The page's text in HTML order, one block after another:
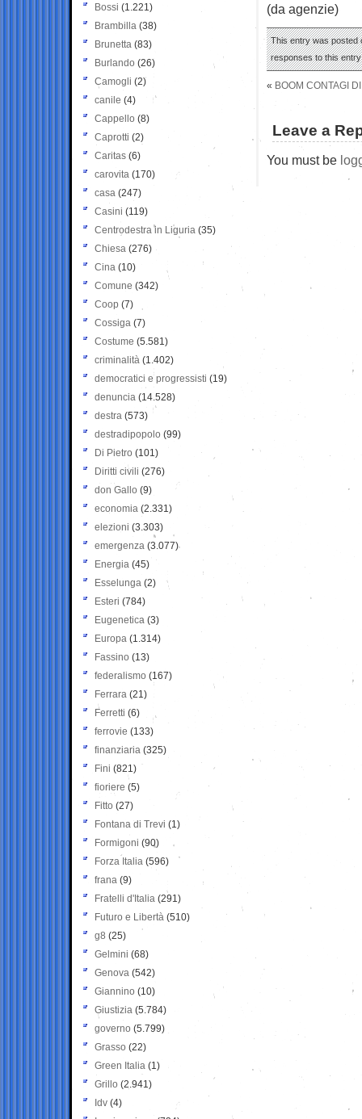
(da agenzie)
This entry was posted
responses to this
« BOOM CONTAGI
Leave a
You must be
Bossi (1.221)
Brambilla (38)
Brunetta (83)
Burlando (26)
Camogli (2)
canile (4)
Cappello (8)
Caprotti (2)
Caritas (6)
carovita (170)
casa (247)
Casini (119)
Centrodestra in Liguria (35)
Chiesa (276)
Cina (10)
Comune (342)
Coop (7)
Cossiga (7)
Costume (5.581)
criminalità (1.402)
democratici e progressisti (19)
denuncia (14.528)
destra (573)
destradipopolo (99)
Di Pietro (101)
Diritti civili (276)
don Gallo (9)
economia (2.331)
elezioni (3.303)
emergenza (3.077)
Energia (45)
Esselunga (2)
Esteri (784)
Eugenetica (3)
Europa (1.314)
Fassino (13)
federalismo (167)
Ferrara (21)
Ferretti (6)
ferrovie (133)
finanziaria (325)
Fini (821)
fioriere (5)
Fitto (27)
Fontana di Trevi (1)
Formigoni (90)
Forza Italia (596)
frana (9)
Fratelli d'Italia (291)
Futuro e Libertà (510)
g8 (25)
Gelmini (68)
Genova (542)
Giannino (10)
Giustizia (5.784)
governo (5.799)
Grasso (22)
Green Italia (1)
Grillo (2.941)
Idv (4)